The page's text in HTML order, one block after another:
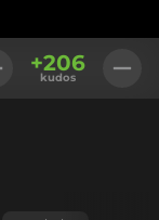
+206
kudos